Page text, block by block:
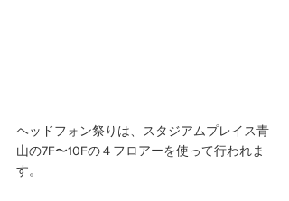
ヘッドフォン祭りは、スタジアムプレイス青
山の7F〜10Fの４フロアーを使って行われま
す。